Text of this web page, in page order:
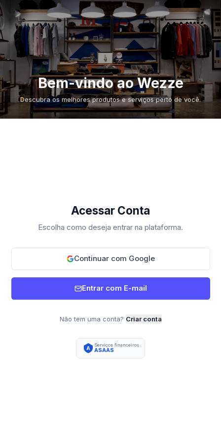
Bem-vindo ao Wezze
Descubra os melhores produtos e serviços perto de você.
Acessar Conta
Escolha como deseja entrar na plataforma.
Continuar com Google
Entrar com E-mail
Não tem uma conta? Criar conta
A
Serviços financeiros
ASAAS